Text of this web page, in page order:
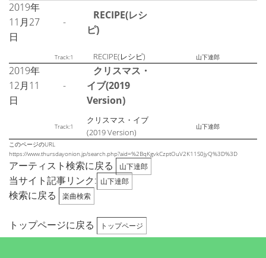
2019年
11月27
日
-
RECIPE(レシ
ピ)
Track:1 RECIPE(レシピ) 山下達郎
2019年
12月11
日
-
クリスマス・
イブ(2019
Version)
Track:1
クリスマス・イブ
(2019 Version)
山下達郎
このページのURL
https://www.thursdayonion.jp/search.php?aid=%2BqKgvkCzptOuV2K11S0jyQ%3D%3D
アーティスト検索に戻る 山下達郎
当サイト記事リンク: 山下達郎
検索に戻る 楽曲検索
トップページに戻る トップページ